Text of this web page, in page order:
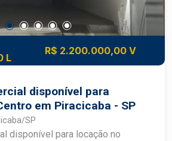
L
R$ 2.200.000,00 V
disponível para
em Piracicaba - SP
SP
disponível para locação no